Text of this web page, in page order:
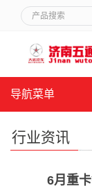
导航菜单
行业资讯
6月重